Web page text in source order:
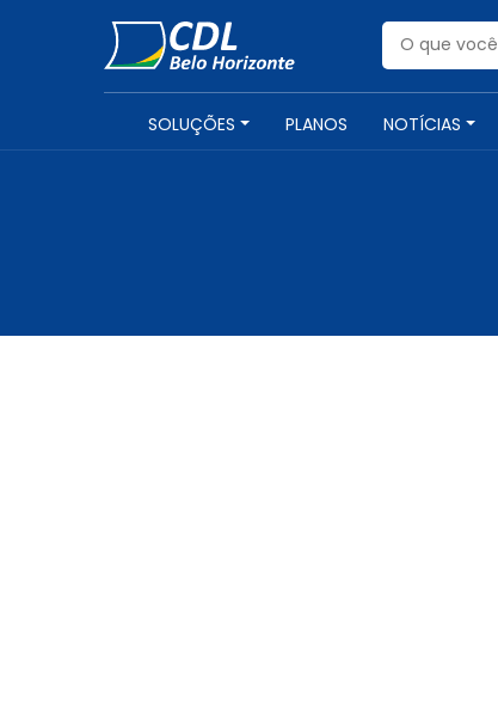
SOLUÇÕES PLANOS NOTÍCIAS